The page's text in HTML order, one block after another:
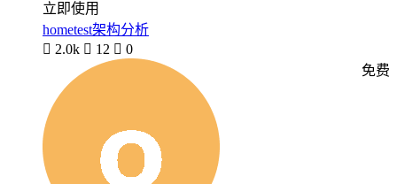
立即使用
hometest架构分析
 2.0k  12  0
免费